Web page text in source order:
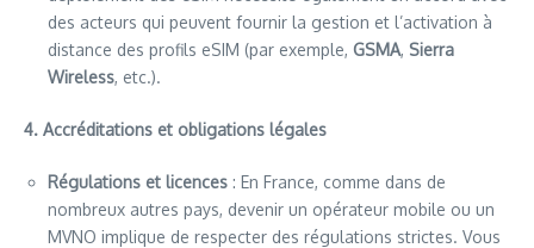
des acteurs qui peuvent fournir la gestion et l’activation à
distance des profils eSIM (par exemple, GSMA, Sierra
Wireless, etc.).
4. Accréditations et obligations légales
Régulations et licences : En France, comme dans de
nombreux autres pays, devenir un opérateur mobile ou un
MVNO implique de respecter des régulations strictes. Vous